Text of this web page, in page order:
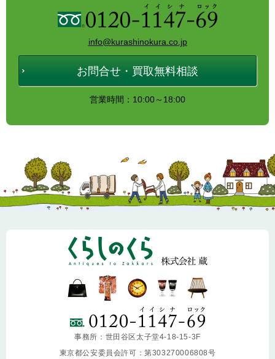
info@kurashinokura.co.jp
お問合せ・買取無料相談
営業時間：10:00～18:00
事務所：世田谷区太子堂4-18-15-3F
東京都公安委員会許可：第303270006808号